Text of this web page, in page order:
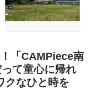
「CAMPiece南
て童心に帰れ
クなひと時を